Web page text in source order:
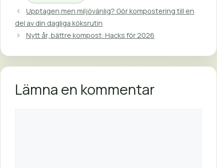
Upptagen men miljövänlig? Gör kompostering till en
del av din dagliga köksrutin
Nytt år, bättre kompost: Hacks för 2026
Lämna en kommentar